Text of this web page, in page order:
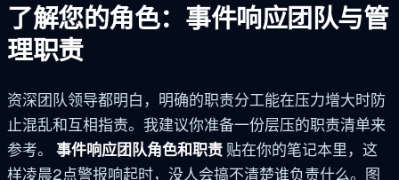
了解您的角色：事件响应团队与管
理职责
资深团队领导都明白，明确的职责分工能在压力增大时防
止混乱和互相指责。我建议你准备一份层压的职责清单来
参考。 事件响应团队角色和职责 贴在你的笔记本里，这
样凌晨2点警报响起时，没人会搞不清楚谁负责什么。图